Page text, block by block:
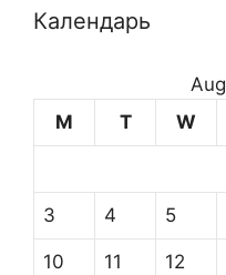
Календарь
M
T W
3 4 5
10 11 12